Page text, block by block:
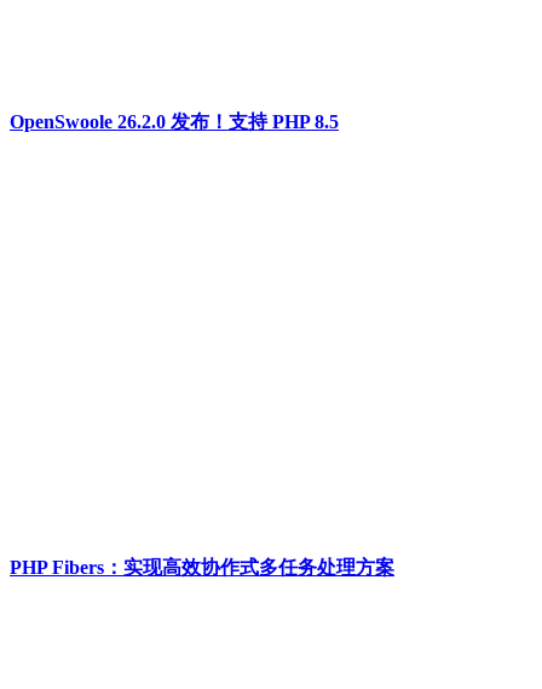
OpenSwoole 26.2.0 发布！支持 PHP 8.5
PHP Fibers：实现高效协作式多任务处理方案